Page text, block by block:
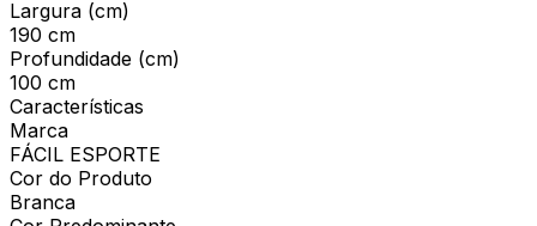
Largura (cm)
190 cm
Profundidade (cm)
100 cm
Características
Marca
FÁCIL ESPORTE
Cor do Produto
Branca